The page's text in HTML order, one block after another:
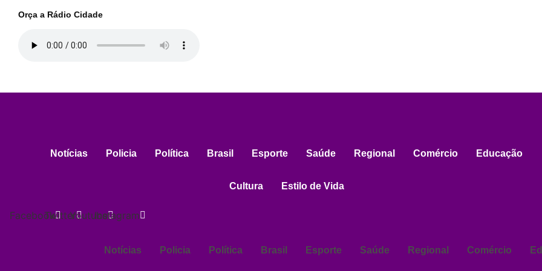
Orça a Rádio Cidade
Notícias Policia Política Brasil Esporte Saúde Regional Comércio Educação
Cultura Estilo de Vida
FacebookTwitterYoutubeInstagram
Notícias Policia Política Brasil Esporte Saúde Regional Comércio